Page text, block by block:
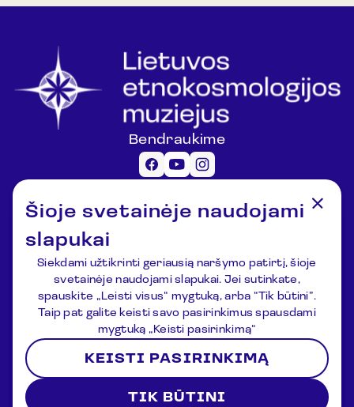
Šioje svetainėje naudojami
slapukai
Siekdami užtikrinti geriausią naršymo patirtį, šioje
svetainėje naudojami slapukai. Jei sutinkate,
spauskite „Leisti visus“ mygtuką, arba “Tik būtini”.
Taip pat galite keisti savo pasirinkimus spausdami
mygtuką „Keisti pasirinkimą“
KEISTI PASIRINKIMĄ
TIK BŪTINI
Bendraukime
registracija@lemuziejus.lt
info@etnokosmomuziejus.lt
+370 3 834 5424
Adresas
Kulionių k., Žvaigždžių g. 10, Čiulėnų
P./d. Nr.44, LT-33354, Molėtai
RegistracijaNaujienosApie muziejųKontaktai
Sąlygos ir nuostatosPrivatumo politika